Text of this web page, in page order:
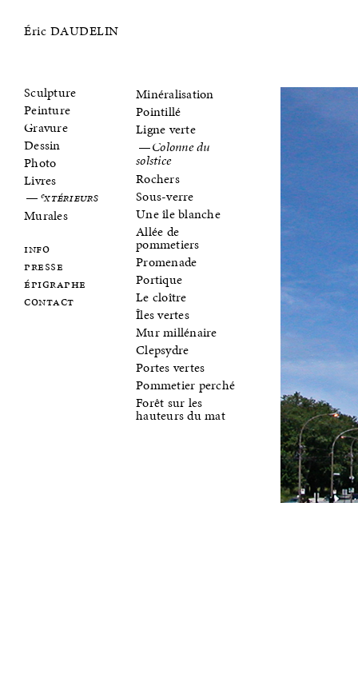
Éric DAUDELIN
Sculpture
Peinture
Gravure
Dessin
Photo
Livres
Extérieurs
Murales
info
presse
épigraphe
contact
Minéralisation
Pointillé
Ligne verte
Colonne du
solstice
Rochers
Sous-verre
Une île blanche
Allée de
pommetiers
Promenade
Portique
Le cloître
Îles vertes
Mur millénaire
Clepsydre
Portes vertes
Pommetier perché
Forêt sur les
hauteurs du mat